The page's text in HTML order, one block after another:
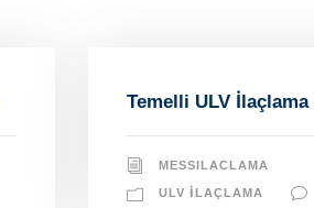
Temelli ULV İlaçlama
MESSILACLAMA
ULV İLAÇLAMA